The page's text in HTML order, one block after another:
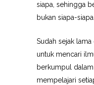
siapa, sehingga
bukan siapa-siapa.
Sudah sejak
untuk mencari
berkumpul
mempelajari